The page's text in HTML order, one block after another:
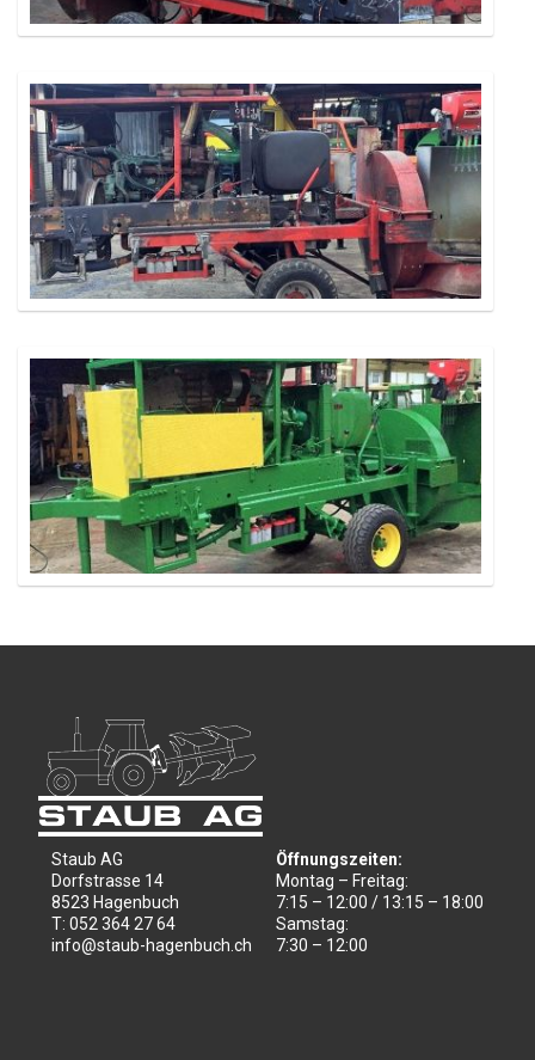
Staub AG
Dorfstrasse 14
8523 Hagenbuch
T: 052 364 27 64
info@staub-hagenbuch.ch
Öffnungszeiten:
Montag – Freitag:
7:15 – 12:00 / 13:15 – 18:00
Samstag:
7:30 – 12:00